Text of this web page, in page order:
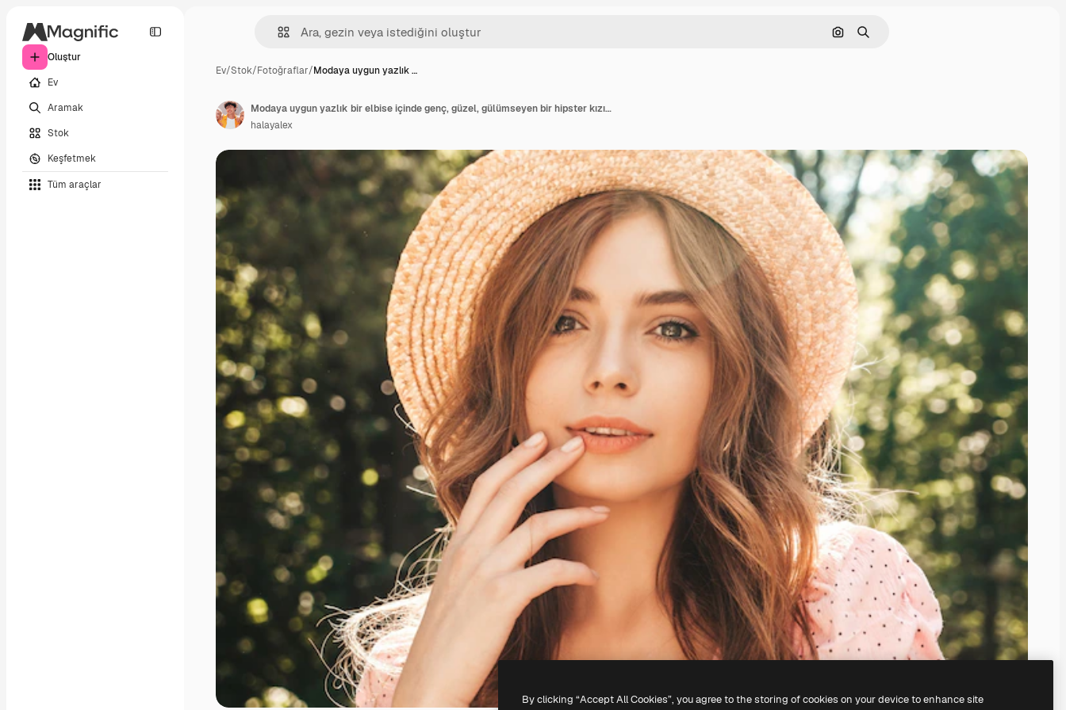
Oluştur
Ev
Aramak
Stok
Keşfetmek
Tüm araçlar
Görüntüyle ara
Aramak
Ev/Stok/Fotoğraflar/Modaya uygun yazlık …
Modaya uygun yazlık bir elbise içinde genç, güzel, gülümseyen bir hipster kızın portresi
halayalex
By clicking “Accept All Cookies”, you agree to the storing of cookies on your device to enhance site